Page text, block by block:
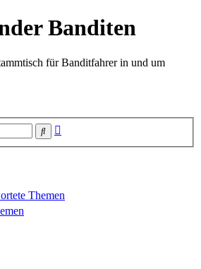
Banditen
für Banditfahrer in und um
Suche
Themen